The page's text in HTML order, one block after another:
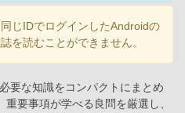
じIDでログインしたAndroidの
を読むことができません。
要な知識をコンパクトにまとめ
要事項が学べる良問を厳選し、